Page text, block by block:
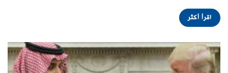
اقرأ أكثر